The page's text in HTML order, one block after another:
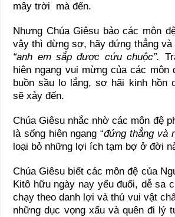
mây trời mà đến.
Nhưng Chúa Giêsu bảo các môn
vậy thì đừng sợ, hãy đứng thẳng và
“anh em sắp được cứu chuộc”.
hiên ngang vui mừng của các môn
buồn sầu lo lắng, sợ hãi kinh hồn
sẽ xảy đến.
Chúa Giêsu nhắc nhờ các môn đệ
là sống hiên ngang “đứng thẳng và
loại bỏ những lợi ích tạm bợ ở đời
Chúa Giêsu biết các môn đệ của
Kitô hữu ngày nay yếu đuối, dễ sa
chạy theo danh lợi và thú vui vật
những dục vọng xấu và quên đi lý